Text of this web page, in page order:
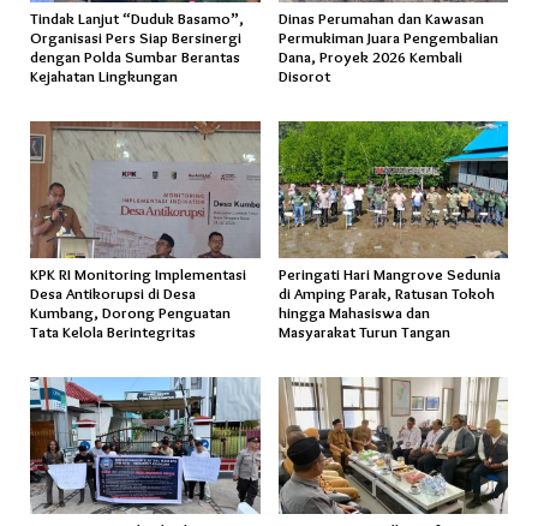
Tindak Lanjut “Duduk Basamo”,
Organisasi Pers Siap Bersinergi
dengan Polda Sumbar Berantas
Kejahatan Lingkungan
Dinas Perumahan dan Kawasan
Permukiman Juara Pengembalian
Dana, Proyek 2026 Kembali
Disorot
KPK RI Monitoring Implementasi
Desa Antikorupsi di Desa
Kumbang, Dorong Penguatan
Tata Kelola Berintegritas
Peringati Hari Mangrove Sedunia
di Amping Parak, Ratusan Tokoh
hingga Mahasiswa dan
Masyarakat Turun Tangan